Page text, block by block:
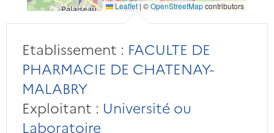
Leaflet | ©OpenStreetMapcontributors
Etablissement : FACULTE DE
PHARMACIE DE CHATENAY-
MALABRY
Exploitant : Université ou
Laboratoire